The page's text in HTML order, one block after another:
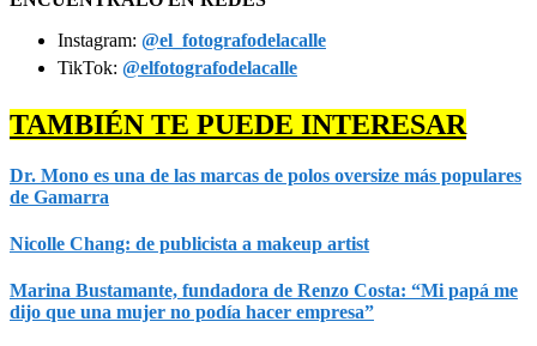
Instagram: @el_fotografodelacalle
TikTok: @elfotografodelacalle
TAMBIÉN TE PUEDE INTERESAR
Dr. Mono es una de las marcas de polos oversize más populares
de Gamarra
Nicolle Chang: de publicista a makeup artist
Marina Bustamante, fundadora de Renzo Costa: “Mi papá me
dijo que una mujer no podía hacer empresa”